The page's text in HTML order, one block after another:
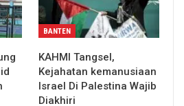
BANTEN
KAHMI Tangsel,
Kejahatan kemanusiaan
Israel Di Palestina Wajib
Diakhiri